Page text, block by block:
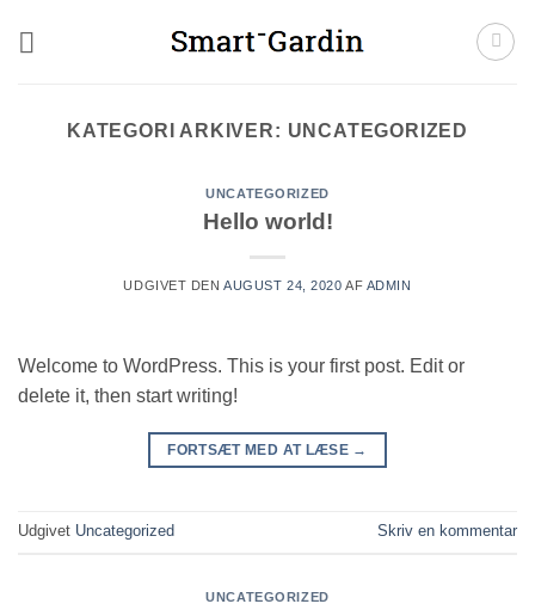
KATEGORI ARKIVER: UNCATEGORIZED
UNCATEGORIZED
Hello world!
UDGIVET DENAUGUST 24, 2020 AF ADMIN
Welcome to WordPress. This is your first post. Edit or
delete it, then start writing!
FORTSÆT MED AT LÆSE →
Udgivet Uncategorized Skriv en kommentar
UNCATEGORIZED